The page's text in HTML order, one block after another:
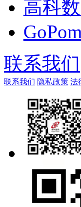
高科
联系我们
联系我们 隐私政策 法